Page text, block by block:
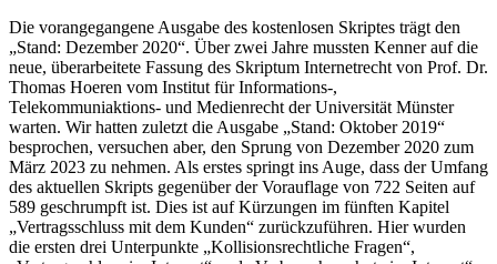
Die vorangegangene Ausgabe des kostenlosen Skriptes trägt den
„Stand: Dezember 2020“. Über zwei Jahre mussten Kenner auf die
neue, überarbeitete Fassung des Skriptum Internetrecht von Prof. Dr.
Thomas Hoeren vom Institut für Informations-,
Telekommuniaktions- und Medienrecht der Universität Münster
warten. Wir hatten zuletzt die Ausgabe „Stand: Oktober 2019“
besprochen, versuchen aber, den Sprung von Dezember 2020 zum
März 2023 zu nehmen. Als erstes springt ins Auge, dass der Umfang
des aktuellen Skripts gegenüber der Vorauflage von 722 Seiten auf
589 geschrumpft ist. Dies ist auf Kürzungen im fünften Kapitel
„Vertragsschluss mit dem Kunden“ zurückzuführen. Hier wurden
die ersten drei Unterpunkte „Kollisionsrechtliche Fragen“,